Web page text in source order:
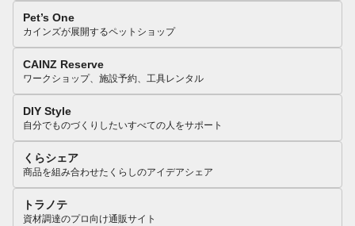
Pet’s One
カインズが展開するペットショップ
CAINZ Reserve
ワークショップ、施設予約、工具レンタル
DIY Style
自分でものづくりしたいすべての人をサポート
くらシェア
商品を組み合わせたくらしのアイデアシェア
トラノテ
資材調達のプロ向け通販サイト